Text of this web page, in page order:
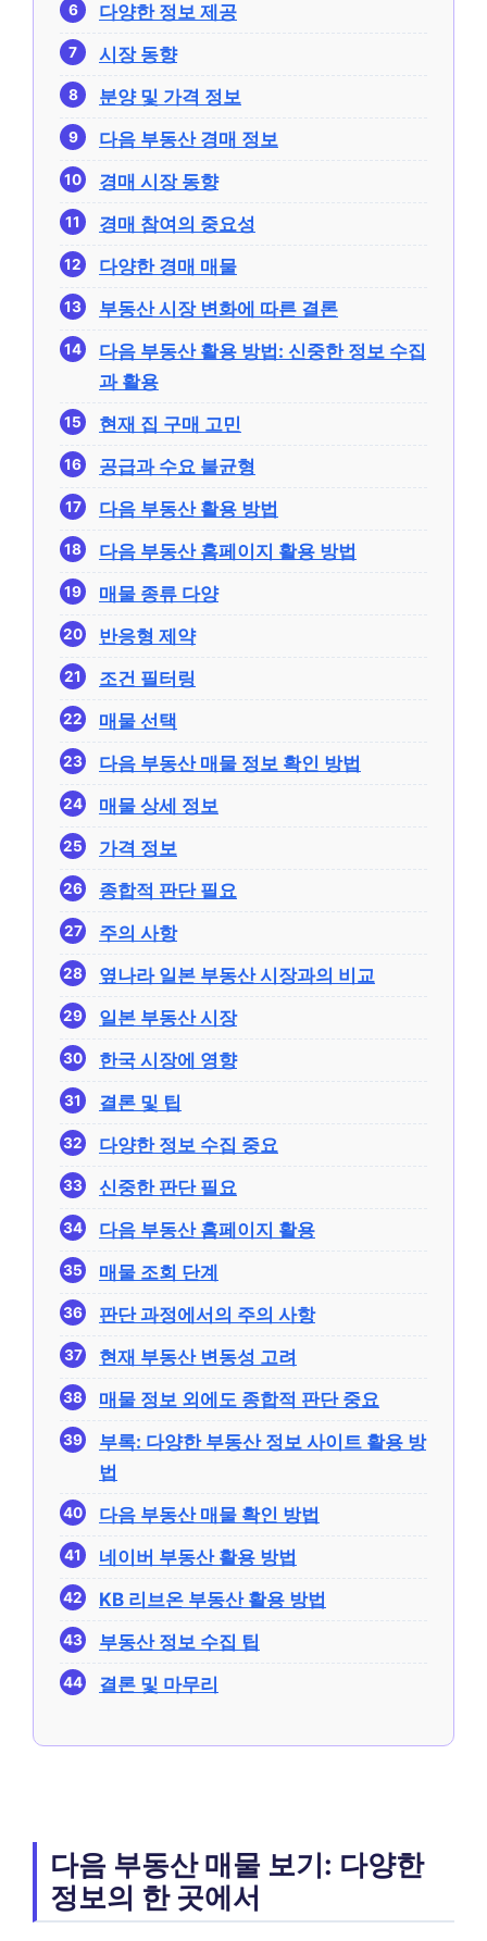
다양한 정보 제공
시장 동향
분양 및 가격 정보
다음 부동산 경매 정보
경매 시장 동향
경매 참여의 중요성
다양한 경매 매물
부동산 시장 변화에 따른 결론
다음 부동산 활용 방법: 신중한 정보 수집
과 활용
현재 집 구매 고민
공급과 수요 불균형
다음 부동산 활용 방법
다음 부동산 홈페이지 활용 방법
매물 종류 다양
반응형 제약
조건 필터링
매물 선택
다음 부동산 매물 정보 확인 방법
매물 상세 정보
가격 정보
종합적 판단 필요
주의 사항
옆나라 일본 부동산 시장과의 비교
일본 부동산 시장
한국 시장에 영향
결론 및 팁
다양한 정보 수집 중요
신중한 판단 필요
다음 부동산 홈페이지 활용
매물 조회 단계
판단 과정에서의 주의 사항
현재 부동산 변동성 고려
매물 정보 외에도 종합적 판단 중요
부록: 다양한 부동산 정보 사이트 활용 방
법
다음 부동산 매물 확인 방법
네이버 부동산 활용 방법
KB 리브온 부동산 활용 방법
부동산 정보 수집 팁
결론 및 마무리
다음 부동산 매물 보기: 다양한
정보의 한 곳에서